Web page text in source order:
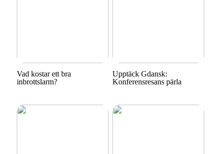
Vad kostar ett bra
inbrottslarm?
Upptäck Gdansk:
Konferensresans pärla